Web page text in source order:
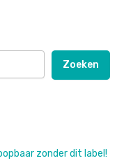
Zoeken
zonder dit label!